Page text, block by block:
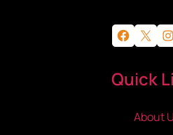
Facebook X Instagram
Quick
About